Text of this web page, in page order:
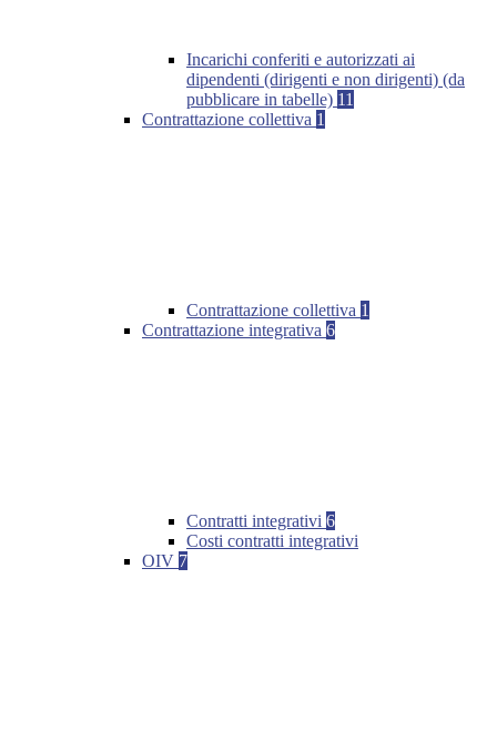
Incarichi conferiti e autorizzati ai
dipendenti (dirigenti e non dirigenti) (da
pubblicare in tabelle) 11
Contrattazione collettiva 1
Contrattazione collettiva 1
Contrattazione integrativa 6
Contratti integrativi 6
Costi contratti integrativi
OIV 7